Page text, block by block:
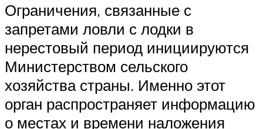
Ограничения, связанные с
запретами ловли с лодки в
нерестовый период инициируются
Министерством сельского
хозяйства страны. Именно этот
орган распространяет информацию
о местах и времени наложения